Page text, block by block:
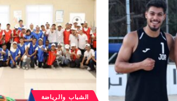
الشباب والرياضة